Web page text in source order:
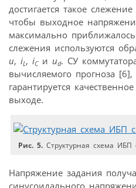
достигается такое
чтобы выходное
максимально
слежения используются
u, iL, iCи ud. СУ
вычисляемого прогноза
гарантируется
выходе.
Рис. 5. Структурная схема
Напряжение задания
синусоидального